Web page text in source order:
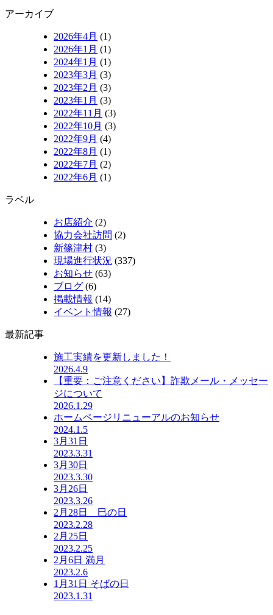
アーカイブ
2026年4月 (1)
2026年1月 (1)
2024年1月 (1)
2023年3月 (3)
2023年2月 (3)
2023年1月 (3)
2022年11月 (3)
2022年10月 (3)
2022年9月 (4)
2022年8月 (1)
2022年7月 (2)
2022年6月 (1)
ラベル
お店紹介 (2)
協力会社訪問 (2)
新篠津村 (3)
現場進行状況 (337)
お知らせ (63)
ブログ (6)
掲載情報 (14)
イベント情報 (27)
最新記事
施工実績を更新しました！
2026.4.9
【重要：ご注意ください】詐欺メール・メッセー
ジについて
2026.1.29
ホームページリニューアルのお知らせ
2024.1.5
3月31日
2023.3.31
3月30日
2023.3.30
3月26日
2023.3.26
2月28日 巳の日
2023.2.28
2月25日
2023.2.25
2月6日 満月
2023.2.6
1月31日 そばの日
2023.1.31